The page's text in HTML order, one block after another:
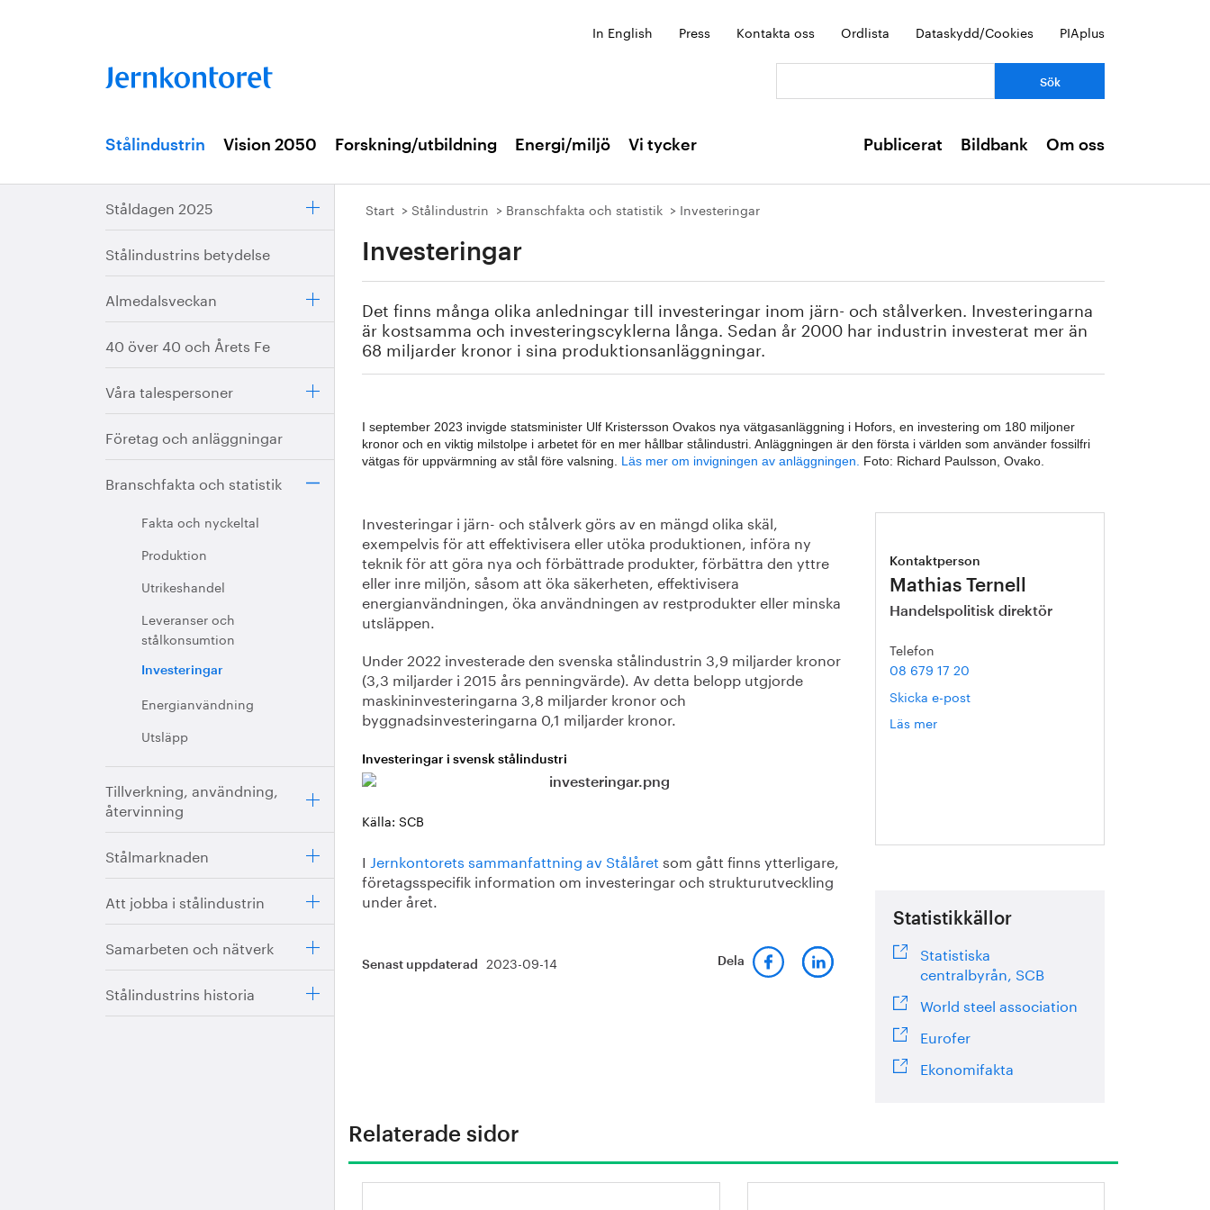
In English Press Kontakta oss Ordlista Dataskydd/Cookies PIAplus
Stålindustrin Vision 2050 Forskning/utbildning Energi/miljö Vi tycker Publicerat Bildbank Om oss
Ståldagen 2025
Stålindustrins betydelse
Almedalsveckan
40 över 40 och Årets Fe
Våra talespersoner
Företag och anläggningar
Branschfakta och statistik
Fakta och nyckeltal
Produktion
Utrikeshandel
Leveranser och
stålkonsumtion
Investeringar
Energianvändning
Utsläpp
Tillverkning, användning,
återvinning
Stålmarknaden
Att jobba i stålindustrin
Samarbeten och nätverk
Stålindustrins historia
Start Stålindustrin Branschfakta och statistik Investeringar
Investeringar
Det finns många olika anledningar till investeringar inom järn- och stålverken. Investeringarna
är kostsamma och investeringscyklerna långa. Sedan år 2000 har industrin investerat mer än
68 miljarder kronor i sina produktionsanläggningar.
I september 2023 invigde statsminister Ulf Kristersson Ovakos nya vätgasanläggning i Hofors, en investering om 180 miljoner
kronor och en viktig milstolpe i arbetet för en mer hållbar stålindustri. Anläggningen är den första i världen som använder fossilfri
vätgas för uppvärmning av stål före valsning. Läs mer om invigningen av anläggningen. Foto: Richard Paulsson, Ovako.
Investeringar i järn- och stålverk görs av en mängd olika skäl,
exempelvis för att effektivisera eller utöka produktionen, införa ny
teknik för att göra nya och förbättrade produkter, förbättra den yttre
eller inre miljön, såsom att öka säkerheten, effektivisera
energianvändningen, öka användningen av restprodukter eller minska
utsläppen.
Under 2022 investerade den svenska stålindustrin 3,9 miljarder kronor
(3,3 miljarder i 2015 års penningvärde). Av detta belopp utgjorde
maskininvesteringarna 3,8 miljarder kronor och
byggnadsinvesteringarna 0,1 miljarder kronor.
Investeringar i svensk stålindustri
Källa: SCB
I Jernkontorets sammanfattning av Stålåret som gått finns ytterligare,
företagsspecifik information om investeringar och strukturutveckling
under året.
Senast uppdaterad 2023-09-14 Dela
Kontaktperson
Mathias Ternell
Handelspolitisk direktör
Telefon
08 679 17 20
Skicka e-post
Läs mer
Statistikkällor
Statistiska
centralbyrån, SCB
World steel association
Eurofer
Ekonomifakta
Relaterade sidor